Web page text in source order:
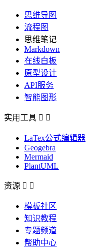
思维导图
流程图
思维笔记
Markdown
在线白板
原型设计
API服务
智能图形
实用工具  
LaTex公式编辑器
Geogebra
Mermaid
PlantUML
资源  
模板社区
知识教程
专题频道
帮助中心